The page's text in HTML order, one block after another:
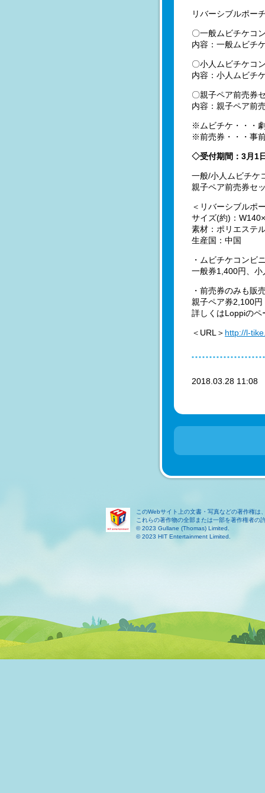
リバーシブルポー
〇一般ムビチケコ
内容：一般ムビチ
〇小人ムビチケコ
内容：小人ムビチ
〇親子ペア前売券
内容：親子ペア前
※ムビチケ・・・
※前売券・・・事
◇受付期間：3月1
一般/小人ムビチケ
親子ペア前売券セ
＜リバーシブルポ
サイズ(約)：
素材：ポリエステ
生産国：中国
・ムビチケコンビ
一般券1,400円、
・前売券のみも販
親子ペア券2,100
詳しくはLoppiのペ
＜URL＞ http://l-
2018.03.28
このWebサイト上の文書・写真などの著作権
これらの著作物の全部または一部を著作権者の
© 2023 Gullane (Thomas) Limited.
© 2023 HIT Entertainment Limited.